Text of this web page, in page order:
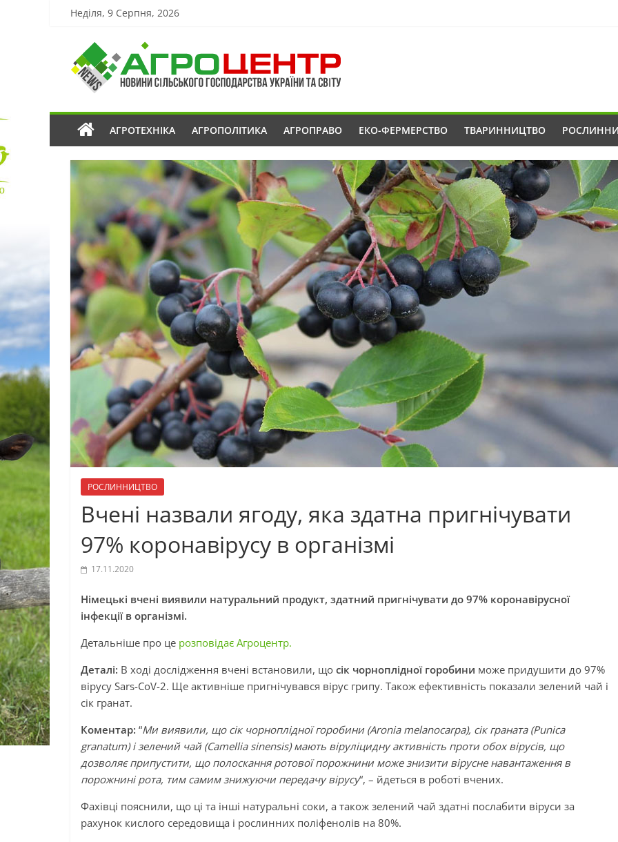
Неділя, 9 Серпня, 2026
АГРОТЕХНІКА АГРОПОЛІТИКА АГРОПРАВО ЕКО-ФЕРМЕРСТВО ТВАРИННИЦТВО
РОСЛИННИЦТВО
Вчені назвали ягоду, яка здатна пригнічувати
97% коронавірусу в організмі
17.11.2020
Німецькі вчені виявили натуральний продукт, здатний пригнічувати до 97% коронавірусної
інфекції в організмі.
Детальніше про це розповідає Агроцентр.
Деталі: В ході дослідження вчені встановили, що сік чорноплідної горобини може придушити до 97%
вірусу Sars-СoV-2. Ще активніше пригнічувався вірус грипу. Також ефективність показали зелений чай і
сік гранат.
Коментар: “Ми виявили, що сік чорноплідної горобини (Aronia melanocarpa), сік граната (Punica
granatum) і зелений чай (Camellia sinensis) мають віруліцидну активність проти обох вірусів, що
дозволяє припустити, що полоскання ротової порожнини може знизити вірусне навантаження в
порожнині рота, тим самим знижуючи передачу вірусу“, – йдеться в роботі вчених.
Фахівці пояснили, що ці та інші натуральні соки, а також зелений чай здатні послабити віруси за
рахунок кислого середовища і рослинних поліфенолів на 80%.